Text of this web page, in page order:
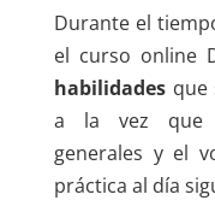
Durante el
el curso online
habilidadesque
a la vez que
generales y el
práctica al día